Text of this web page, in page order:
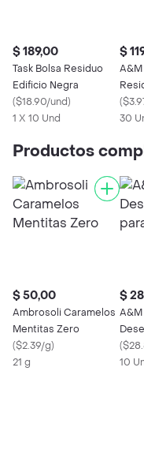
$ 189,00
Task Bolsa Residuo
Edificio Negra
($18.90/und)
1 X 10 Und
$
A&M
30
(
30
Productos
$ 50,00
Ambrosoli Caramelos
Mentitas Zero
($2.39/g)
21 g
$
(
10